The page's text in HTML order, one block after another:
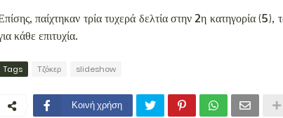
παίχτηκαν τρία τυχερά δελτία στην 2η κατηγορία
κάθε επιτυχία.
Tags Τζόκερ slideshow
Κοινή χρήση